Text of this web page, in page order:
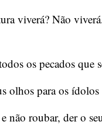
viverá? Não
os pecados que
olhos para os
não roubar, der o